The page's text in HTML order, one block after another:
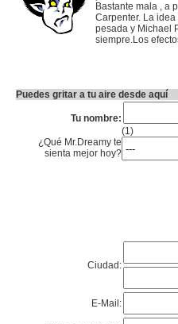
Bastante mala , a
Carpenter. La
pesada y Michael
siempre.Los
Puedes gritar a tu aire desde aquí
Tu nombre:
(1)
¿Qué Mr.Dreamy te
sienta mejor hoy?
Ciudad:
E-Mail: